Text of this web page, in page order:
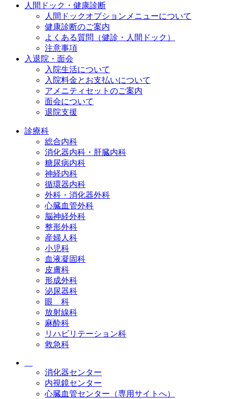
人間ドック・健康診断
人間ドックオプションメニューについて
健康診断のご案内
よくある質問（健診・人間ドック）
注意事項
入退院・面会
入院生活について
入院料金とお支払いについて
アメニティセットのご案内
面会について
退院支援
診療科
総合内科
消化器内科・肝臓内科
糖尿病内科
神経内科
循環器内科
外科・消化器外科
心臓血管外科
脳神経外科
整形外科
産婦人科
小児科
血液凝固科
皮膚科
形成外科
泌尿器科
眼 科
放射線科
麻酔科
リハビリテーション科
救急科
消化器センター
内視鏡センター
心臓血管センター（専用サイトへ）